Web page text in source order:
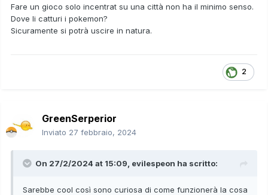
Fare un gioco solo incentrat su una città non ha il minimo senso.
Dove li catturi i pokemon?
Sicuramente si potrà uscire in natura.
2
GreenSerperior
Inviato 27 febbraio, 2024
On 27/2/2024 at 15:09, evilespeon ha scritto:
Sarebbe cool così sono curiosa di come funzionerà la cosa